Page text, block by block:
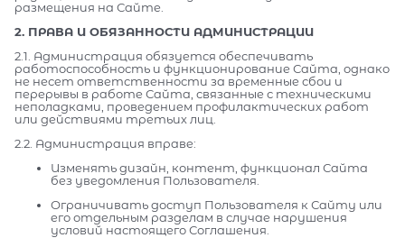
размещения на Сайте.
2. ПРАВА И ОБЯЗАННОСТИ АДМИНИСТРАЦИИ
2.1. Администрация обязуется обеспечивать
работоспособность и функционирование Сайта, однако
не несет ответственности за временные сбои и
перерывы в работе Сайта, связанные с техническими
неполадками, проведением профилактических работ
или действиями третьих лиц.
2.2. Администрация вправе:
Изменять дизайн, контент, функционал Сайта
без уведомления Пользователя.
Ограничивать доступ Пользователя к Сайту или
его отдельным разделам в случае нарушения
условий настоящего Соглашения.